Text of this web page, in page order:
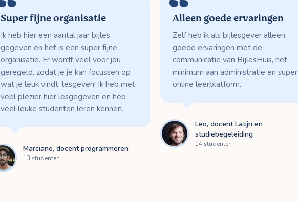
Super fijne organisatie
Ik heb hier een aantal jaar bijles
gegeven en het is een super fijne
organisatie. Er wordt veel voor jou
geregeld, zodat je je kan focussen op
wat je leuk vindt: lesgeven! Ik heb met
veel plezier hier lesgegeven en heb
veel leuke studenten leren kennen.
Marciano, docent programmeren
13 studenten
Alleen goede ervaringen
Zelf heb ik als bijlesgever alleen
goede ervaringen met de
communicatie van BijlesHuis, het
minimum aan administratie en super
online leerplatform.
Leo, docent Latijn en
studiebegeleiding
14 studenten